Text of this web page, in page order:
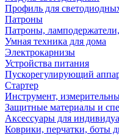
Профиль для
Патроны
Патроны,
Умная техника для дома
Электрокарнизы
Устройства питания
Пускорегулирующий
Стартер
Инструмент,
Защитные материалы и
Аксессуары для
Коврики, перчатки, боты